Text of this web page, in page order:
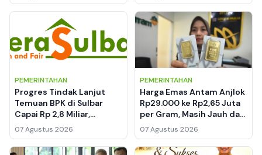
PEMERINTAHAN
Progres Tindak Lanjut
Temuan BPK di Sulbar
Capai Rp 2,8 Miliar,
Gubernur Targetkan
Tuntas 11 Agustus 2026
07 Agustus 2026
PEMERINTAHAN
Harga Emas Antam Anjlok
Rp29.000 ke Rp2,65 Juta
per Gram, Masih Jauh dari
Rekor Tertinggi
07 Agustus 2026